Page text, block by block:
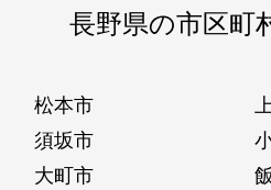
長野県の市区町
松本市
須坂市
大町市